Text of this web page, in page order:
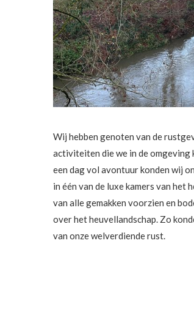
Wij hebben genoten van de
activiteiten die we in de omgeving
een dag vol avontuur konden wij
in één van de luxe kamers van het
van alle gemakken voorzien en
over het heuvellandschap. Zo
van onze welverdiende rust.